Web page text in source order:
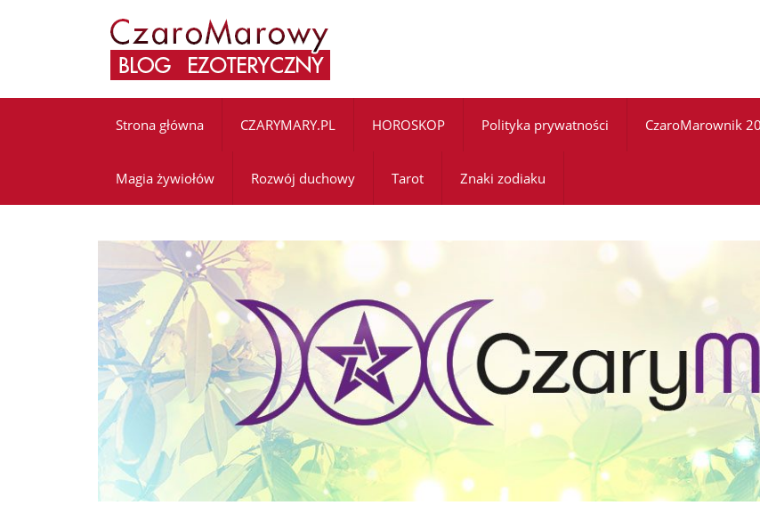
Strona główna CZARYMARY.PL HOROSKOP Polityka prywatności CzaroMarownik
Magia żywiołów Rozwój duchowy Tarot Znaki zodiaku